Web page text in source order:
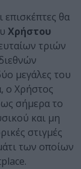
επισκέπτες θα
Χρήστου
τριών
μεγάλες του
ο Χρήστος
ως σήμερα το
και μη
στιγμές
των οποίων